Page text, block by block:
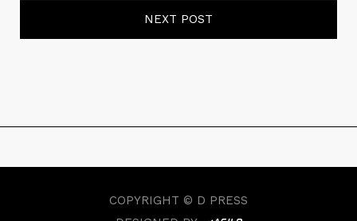
NEXT POST
COPYRIGHT © D PRESS